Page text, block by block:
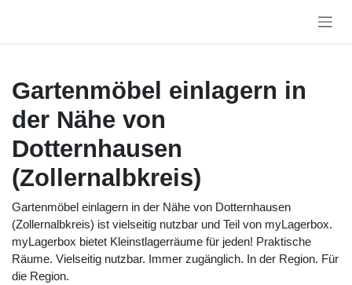
Gartenmöbel einlagern in
der Nähe von
Dotternhausen
(Zollernalbkreis)
Gartenmöbel einlagern in der Nähe von Dotternhausen
(Zollernalbkreis) ist vielseitig nutzbar und Teil von
myLagerbox. myLagerbox bietet Kleinstlagerräume für
jeden! Praktische Räume. Vielseitig nutzbar. Immer
zugänglich. In der Region. Für die Region.